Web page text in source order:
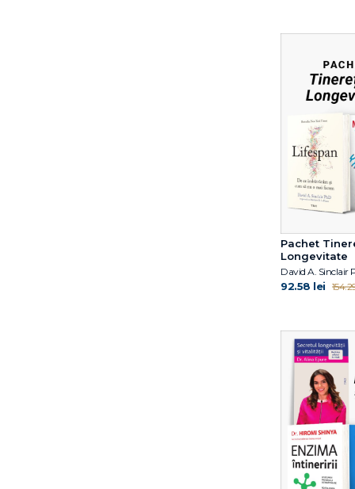
Pachet
Longevitate
92.58 lei